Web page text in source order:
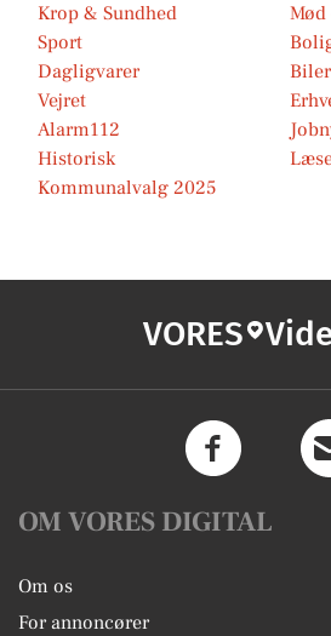
Krop & Sundhed
Sport
Dagligvarer
Biler
Vejret
Alarm112
Historisk
Kommunalvalg 2025
VORES
OM VORES DIGITAL
Om os
For annoncører